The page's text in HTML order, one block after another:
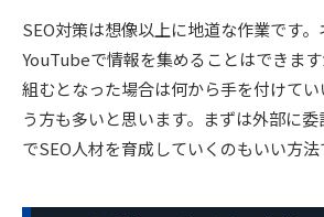
SEO対策は想像以上に地道な作業です
YouTubeで情報を集めることはできま
組むとなった場合は何から手を付けて
う方も多いと思います。まずは外部に
でSEO人材を育成していくのもいい方法